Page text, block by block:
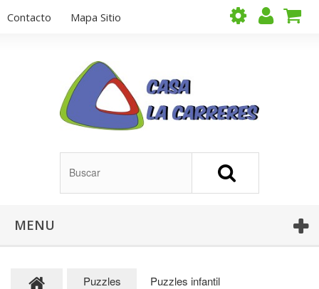
Contacto Mapa Sitio
MENU
Puzzles Puzzles infantil